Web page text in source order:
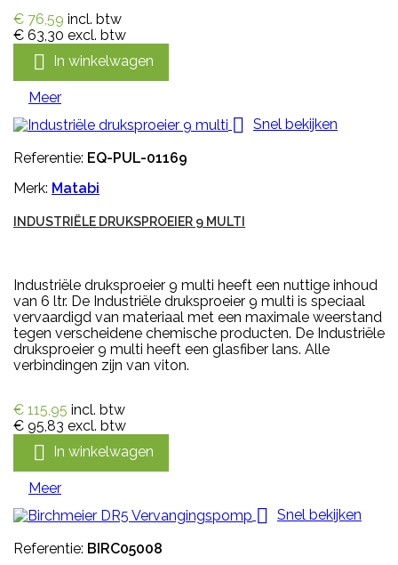
€ 76,59 incl. btw
€ 63,30 excl. btw
 In winkelwagen
Meer
 Snel bekijken
Referentie: EQ-PUL-01169
Merk: Matabi
INDUSTRIËLE DRUKSPROEIER 9 MULTI
Industriële druksproeier 9 multi heeft een nuttige inhoud
van 6 ltr. De Industriële druksproeier 9 multi is speciaal
vervaardigd van materiaal met een maximale weerstand
tegen verscheidene chemische producten. De Industriële
druksproeier 9 multi heeft een glasfiber lans. Alle
verbindingen zijn van viton.
€ 115,95 incl. btw
€ 95,83 excl. btw
 In winkelwagen
Meer
 Snel bekijken
Referentie: BIRC05008